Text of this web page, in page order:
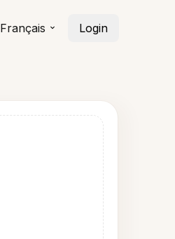
Français Login